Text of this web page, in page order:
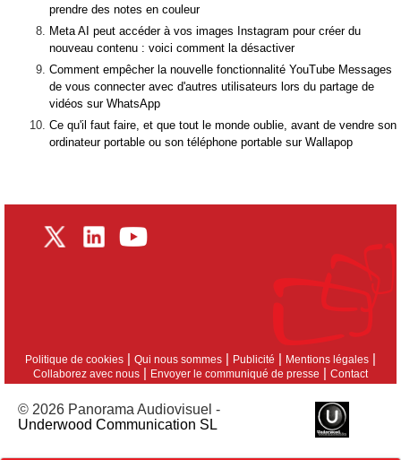
prendre des notes en couleur
Meta AI peut accéder à vos images Instagram pour créer du
nouveau contenu : voici comment la désactiver
Comment empêcher la nouvelle fonctionnalité YouTube Messages
de vous connecter avec d'autres utilisateurs lors du partage de
vidéos sur WhatsApp
Ce qu'il faut faire, et que tout le monde oublie, avant de vendre son
ordinateur portable ou son téléphone portable sur Wallapop
Politique de cookies | Qui nous sommes | Publicité | Mentions légales |
Collaborez avec nous | Envoyer le communiqué de presse | Contact
© 2026 Panorama Audiovisuel -
Underwood Communication SL